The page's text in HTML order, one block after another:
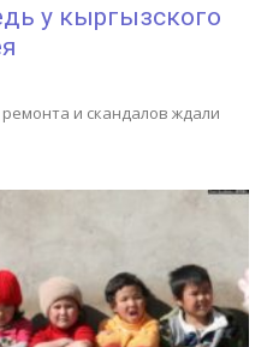
у кыргызского
и скандалов ждали